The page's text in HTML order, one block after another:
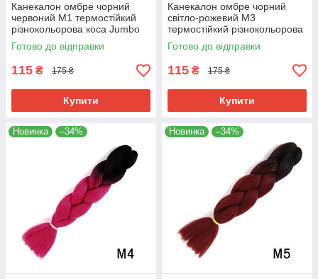
Канекалон омбре чорний
червоний М1 термостійкий
різнокольорова коса Jumbo
довжина 60см вага 100гр для
плетіння
Готово до відправки
115 ₴ 175 ₴
Купити
Канекалон омбре чорний
світло-рожевий М3
термостійкий різнокольорова
коса Jumbo довжина 60см
вага 100гр для плетіння
Готово до відправки
115 ₴ 175 ₴
Купити
Новинка –34% Новинка –34%